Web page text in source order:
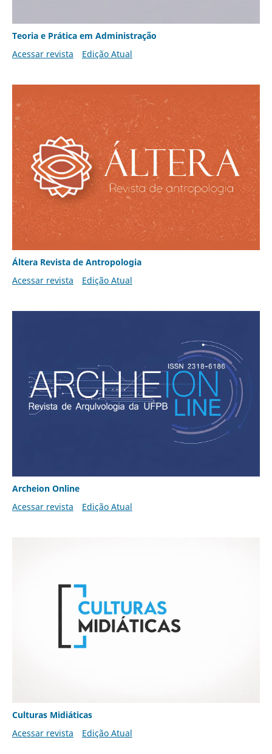
Teoria e Prática em Administração
Acessar revista
Edição Atual
Áltera Revista de Antropologia
Acessar revista
Edição Atual
Archeion Online
Acessar revista
Edição Atual
Culturas Midiáticas
Acessar revista
Edição Atual